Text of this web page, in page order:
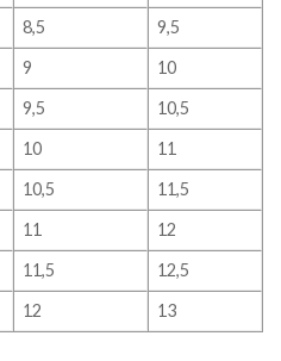
8,5
9,5
9
10
9,5
10,5
10
11
10,5
11,5
11
12
11,5
12,5
12 13